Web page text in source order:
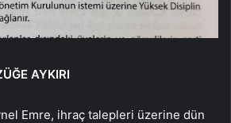
AYKIRI
Emre, ihraç talepleri üzerine dün